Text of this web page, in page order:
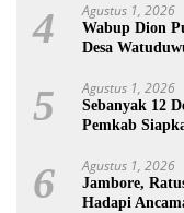
4 Agustus 1, 2026
Wabup Dion
Desa
5 Agustus 1, 2026
Sebanyak 12
Pemkab
6 Agustus 1, 2026
Jambore,
Hadapi